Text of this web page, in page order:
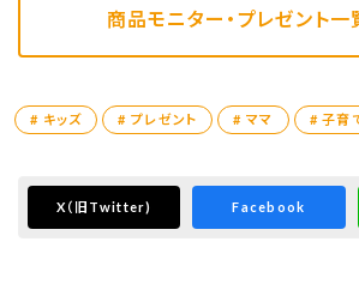
商品モニター・プレゼント一
# キッズ # プレゼント # ママ # 子育
X （旧Twitter) Facebook